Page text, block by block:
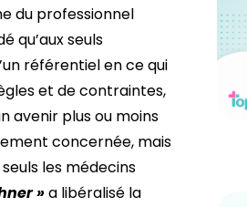
du professionnel
qu’aux seuls
référentiel en ce qui
et de contraintes,
avenir plus ou moins
concernée, mais
les médecins
»a libéralisé la